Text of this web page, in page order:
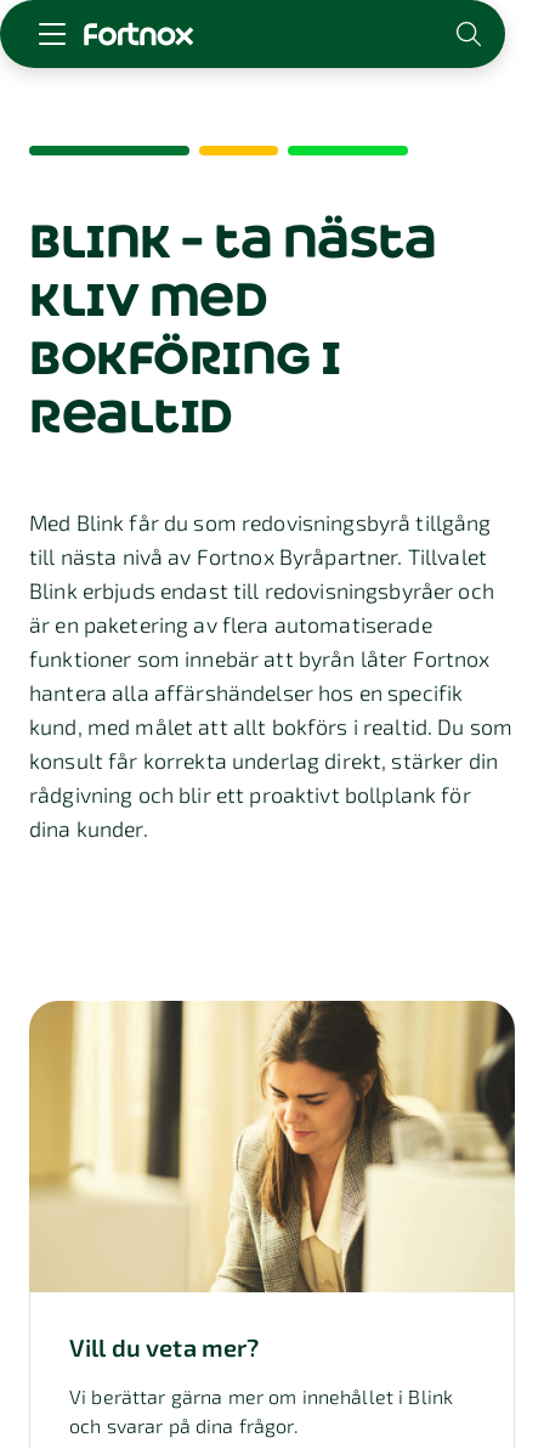
Skaffa Fortnox
Kunskap & inspiration
Logga in
Om Fortnox
Kontakt
blink – ta nästa
kliv med
bokföring i
realtid
Med Blink får du som redovisningsbyrå tillgång
till nästa nivå av Fortnox Byråpartner. Tillvalet
Blink erbjuds endast till redovisningsbyråer och
är en paketering av flera automatiserade
funktioner som innebär att byrån låter Fortnox
hantera alla affärshändelser hos en specifik
kund, med målet att allt bokförs i realtid. Du som
konsult får korrekta underlag direkt, stärker din
rådgivning och blir ett proaktivt bollplank för
dina kunder.
Vill du veta mer?
Vi berättar gärna mer om innehållet i Blink
och svarar på dina frågor.